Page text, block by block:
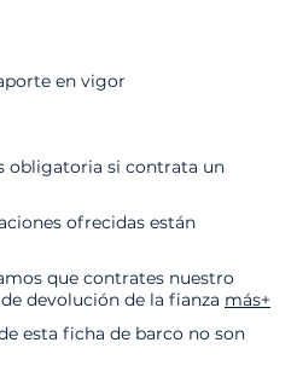
en vigor
obligatoria si contrata un
ofrecidas están
que contrates nuestro
devolución de la fianza más+
esta ficha de barco no son